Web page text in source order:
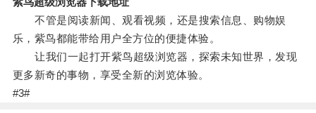
不管是阅读新闻、观看视频，还是搜索信息、购物娱
乐，紫鸟都能带给用户全方位的便捷体验。
让我们一起打开紫鸟超级浏览器，探索未知世界，发现
更多新奇的事物，享受全新的浏览体验。
#3#